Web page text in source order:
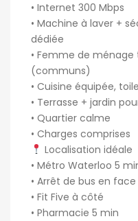
• Internet 300 Mbps
• Machine à laver +
dédiée
• Femme de
(communs)
• Cuisine équipée,
• Terrasse + jardin
• Quartier calme
• Charges comprises
Localisation idéale
• Métro Waterloo 5
• Arrêt de bus en face
• Fit Five à côté
• Pharmacie 5 min